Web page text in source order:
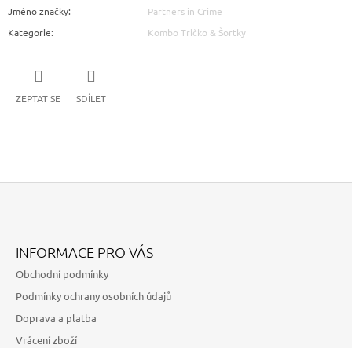
Jméno značky:
Partners in Crime
Kategorie: Kombo Tričko & Šortky
ZEPTAT SE SDÍLET
INFORMACE PRO VÁS
Obchodní podmínky
Podmínky ochrany osobních údajů
Doprava a platba
Vrácení zboží